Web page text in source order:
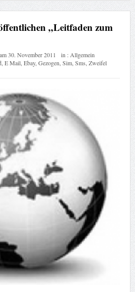
„Leitfaden zum
am30. November 2011 in : Allgemein
, E Mail, Ebay, Gezogen Sim, Sms Zweifel